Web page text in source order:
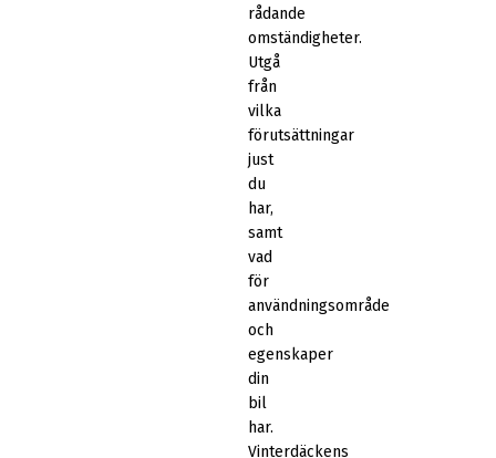
rådande
omständigheter.
Utgå
från
vilka
förutsättningar
just
du
har,
samt
vad
för
användningsområde
och
egenskaper
din
bil
har.
Vinterdäckens